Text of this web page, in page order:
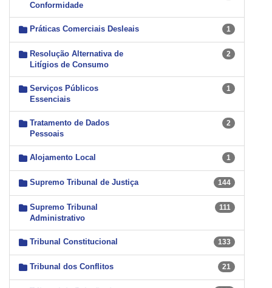
Conformidade
Práticas Comerciais Desleais 1
Resolução Alternativa de
Litígios de Consumo
2
Serviços Públicos
Essenciais
1
Tratamento de Dados
Pessoais
2
Alojamento Local 1
Supremo Tribunal de Justiça 144
Supremo Tribunal
Administrativo
111
Tribunal Constitucional 133
Tribunal dos Conflitos 21